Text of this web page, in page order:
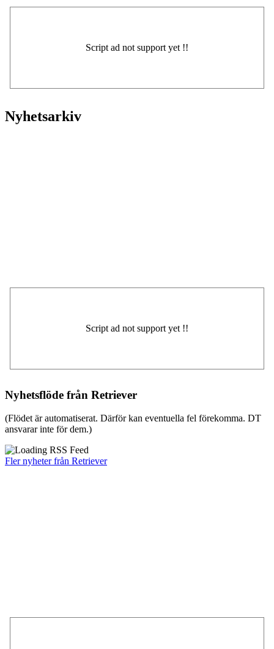
Nyhetsarkiv
Nyhetsflöde från Retriever
(Flödet är automatiserat. Därför kan eventuella fel förekomma. DT
ansvarar inte för dem.)
Fler nyheter från Retriever